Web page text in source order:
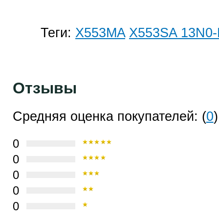
Теги: X553MA X553SA
Отзывы
Средняя оценка покупателей: (0)
0
0
0
0
0